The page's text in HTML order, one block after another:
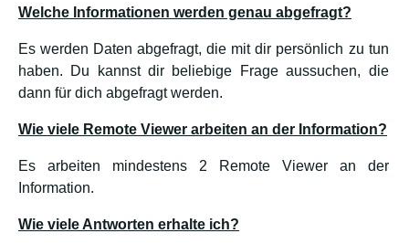
Welche Informationen werden genau abgefragt?
Es werden Daten abgefragt, die mit dir persönlich zu tun
haben. Du kannst dir beliebige Frage aussuchen, die
dann für dich abgefragt werden.
Wie viele Remote Viewer arbeiten an der Information?
Es arbeiten mindestens 2 Remote Viewer an der
Information.
Wie viele Antworten erhalte ich?